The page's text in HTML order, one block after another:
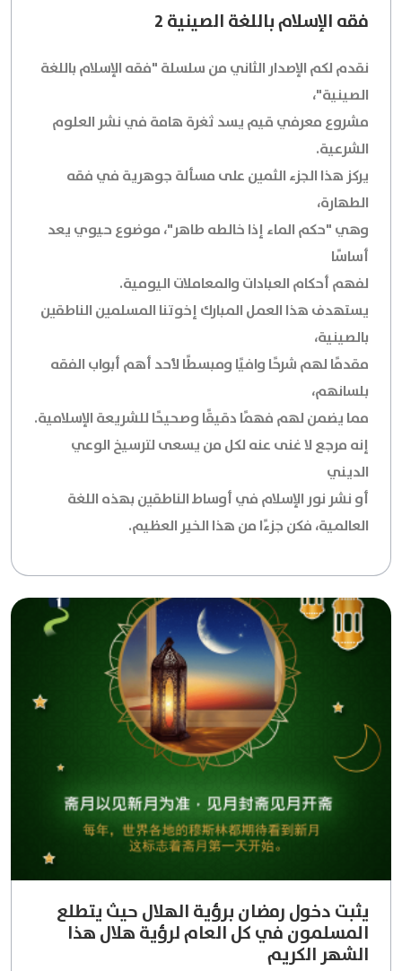
فقه الإسلام باللغة الصينية 2
نقدم لكم الإصدار الثاني من سلسلة "فقه الإسلام باللغة
الصينية"،
مشروع معرفي قيم يسد ثغرة هامة في نشر العلوم
الشرعية.
يركز هذا الجزء الثمين على مسألة جوهرية في فقه
الطهارة،
وهي "حكم الماء إذا خالطه طاهر"، موضوع حيوي يعد
أساسًا
لفهم أحكام العبادات والمعاملات اليومية.
يستهدف هذا العمل المبارك إخوتنا المسلمين الناطقين
بالصينية،
مقدمًا لهم شرحًا وافيًا ومبسطًا لأحد أهم أبواب الفقه
بلسانهم،
مما يضمن لهم فهمًا دقيقًا وصحيحًا للشريعة الإسلامية.
إنه مرجع لا غنى عنه لكل من يسعى لترسيخ الوعي
الديني
أو نشر نور الإسلام في أوساط الناطقين بهذه اللغة
العالمية، فكن جزءًا من هذا الخير العظيم.
يثبت دخول رمضان برؤية الهلال حيث يتطلع
المسلمون في كل العام لرؤية هلال هذا
الشهر الكريم